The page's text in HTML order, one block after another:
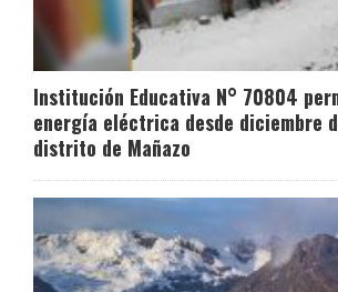
Institución Educativa N° 70804
energía eléctrica desde diciembre
distrito de Mañazo